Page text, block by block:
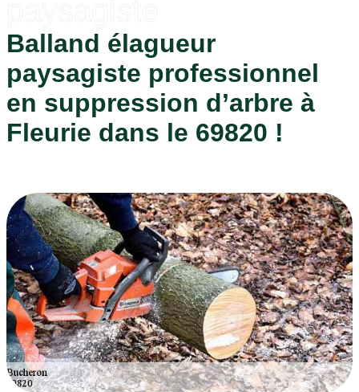
Balland élagueur
paysagiste professionnel
en suppression d’arbre à
Fleurie dans le 69820 !